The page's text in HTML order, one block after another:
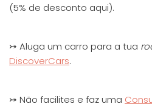
(5% de desconto aqui).
⤖ Aluga um carro para a tua
DiscoverCars.
⤖ Não facilites e faz uma